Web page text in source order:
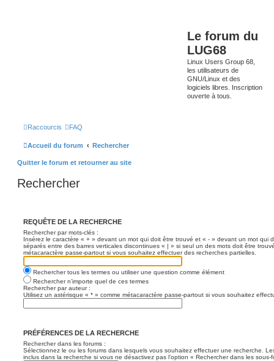
Le forum du
LUG68
Linux Users Group 68,
les utilisateurs de
GNU/Linux et des
logiciels libres. Inscription
ouverte à tous.
Raccourcis FAQ
Accueil du forum Rechercher
Quitter le forum et retourner au site
Rechercher
REQUÊTE DE LA RECHERCHE
Rechercher par mots-clés :
Insérez le caractère « + » devant un mot qui doit être trouvé et « - » devant un mot qui
séparés entre des barres verticales discontinues « | » si seul un des mots doit être
métacaractère passe-partout si vous souhaitez effectuer des recherches partielles.
Rechercher tous les termes ou utiliser une question comme élément
Rechercher n’importe quel de ces termes
Rechercher par auteur :
Utilisez un astérisque « * » comme métacaractère passe-partout si vous souhaitez
PRÉFÉRENCES DE LA RECHERCHE
Rechercher dans les forums :
Sélectionnez le ou les forums dans lesquels vous souhaitez effectuer une recherche.
inclus dans la recherche si vous ne désactivez pas l’option « Rechercher dans les